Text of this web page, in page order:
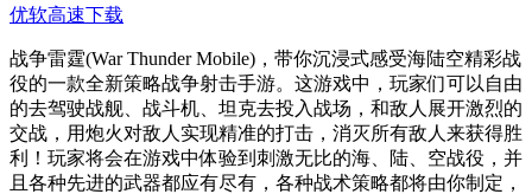
优软高速下载
战争雷霆(War Thunder Mobile)，带你沉浸式感受海陆空精彩战
役的一款全新策略战争射击手游。这游戏中，玩家们可以自由
的去驾驶战舰、战斗机、坦克去投入战场，和敌人展开激烈的
交战，用炮火对敌人实现精准的打击，消灭所有敌人来获得胜
利！玩家将会在游戏中体验到刺激无比的海、陆、空战役，并
且各种先进的武器都应有尽有，各种战术策略都将由你制定，